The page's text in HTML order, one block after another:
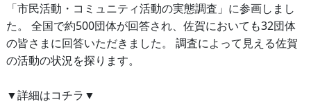
「市民活動・コミュニティ活動の実態調査」に参画しまし
た。 全国で約500団体が回答され、佐賀においても32団体
の皆さまに回答いただきました。 調査によって見える佐賀
の活動の状況を探ります。
▼詳細はコチラ▼